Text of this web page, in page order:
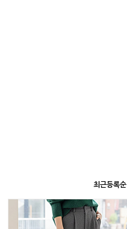
최근등록순